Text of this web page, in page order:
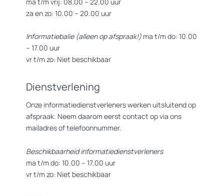
za en zo: 10.00 – 20.00 uur
Informatiebalie (alleen op afspraak!) ma t/m do: 10.00
– 17.00 uur
vr t/m zo: Niet beschikbaar
Dienstverlening
Onze informatiedienstverleners werken uitsluitend op
afspraak. Neem daarom eerst contact op via ons
mailadres of telefoonnummer.
Beschikbaarheid informatiedienstverleners
ma t/m do: 10.00 – 17.00 uur
vr t/m zo: Niet beschikbaar